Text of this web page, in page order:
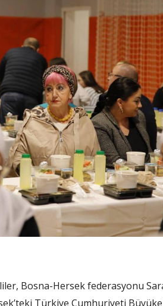
Bosna-Hersek federasyonu
Türkiye Cumhuriyeti